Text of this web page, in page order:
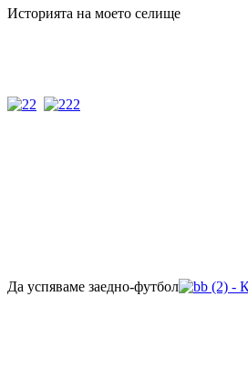
Историята на моето селище
Да успяваме заедно-футбол